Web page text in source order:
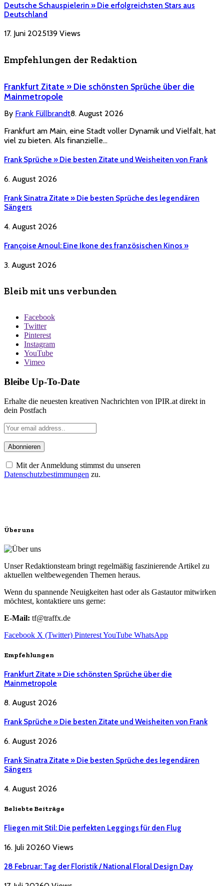
Deutsche Schauspielerin » Die erfolgreichsten Stars aus
Deutschland
17. Juni 2025139 Views
Empfehlungen der Redaktion
Frankfurt Zitate » Die schönsten Sprüche über die
Mainmetropole
By Frank Füllbrandt8. August 2026
Frankfurt am Main, eine Stadt voller Dynamik und Vielfalt, hat
viel zu bieten. Als finanzielle…
Frank Sprüche » Die besten Zitate und Weisheiten von Frank
6. August 2026
Frank Sinatra Zitate » Die besten Sprüche des legendären
Sängers
4. August 2026
Françoise Arnoul: Eine Ikone des französischen Kinos »
3. August 2026
Bleib mit uns verbunden
Facebook
Twitter
Pinterest
Instagram
YouTube
Vimeo
Bleibe Up-To-Date
Erhalte die neuesten kreativen Nachrichten von IPIR.at direkt in
dein Postfach
Mit der Anmeldung stimmst du unseren
Datenschutzbestimmungen zu.
Über uns
Unser Redaktionsteam bringt regelmäßig faszinierende Artikel zu
aktuellen weltbewegenden Themen heraus.
Wenn du spannende Neuigkeiten hast oder als Gastautor mitwirken
möchtest, kontaktiere uns gerne:
E-Mail: tf@traffx.de
Facebook X (Twitter) PinterestYouTube WhatsApp
Empfehlungen
Frankfurt Zitate » Die schönsten Sprüche über die
Mainmetropole
8. August 2026
Frank Sprüche » Die besten Zitate und Weisheiten von Frank
6. August 2026
Frank Sinatra Zitate » Die besten Sprüche des legendären
Sängers
4. August 2026
Beliebte Beiträge
Fliegen mit Stil: Die perfekten Leggings für den Flug
16. Juli 20260 Views
28 Februar: Tag der Floristik / National Floral Design Day